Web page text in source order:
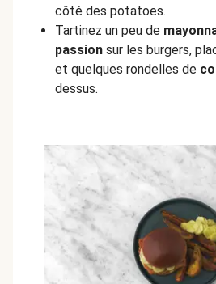
côté des potatoes.
Tartinez un peu de
passion sur les burgers,
et quelques rondelles de
dessus.